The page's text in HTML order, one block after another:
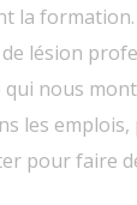
la formation.
lésion
qui nous
les emplois,
pour faire